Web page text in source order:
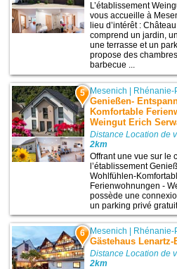
L’établissement
vous accueille à
lieu d’intérêt :
comprend un jardin,
une terrasse et un
propose des
barbecue ...
5 Mesenich | Rhénanie-
Genießen-
Komfortable
Weingut Erich
Distance Location de
2km
Offrant une vue sur le
l’établissement
Wohlfühlen-
Ferienwohnungen -
possède une
un parking privé gratuit
6 Mesenich | Rhénanie-
Gästehaus Lenartz-
Distance Location de
2km